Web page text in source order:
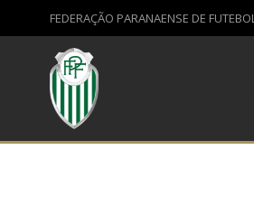
FEDERAÇÃO PARANAENSE DE FUTEBOL